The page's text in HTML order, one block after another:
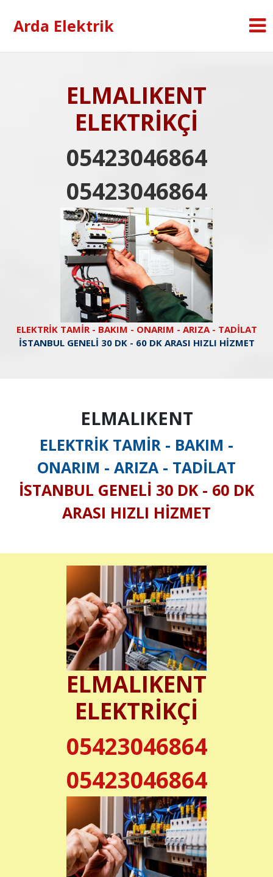
Arda Elektrik
ELMALIKENT
ELEKTRİKÇİ
05423046864
05423046864
ELEKTRİK TAMİR - BAKIM - ONARIM - ARIZA - TADİLAT
İSTANBUL GENELİ 30 DK - 60 DK ARASI HIZLI HİZMET
ELMALIKENT
ELEKTRİK TAMİR - BAKIM -
ONARIM - ARIZA - TADİLAT
İSTANBUL GENELİ 30 DK - 60 DK
ARASI HIZLI HİZMET
ELMALIKENT
ELEKTRİKÇİ
05423046864
05423046864